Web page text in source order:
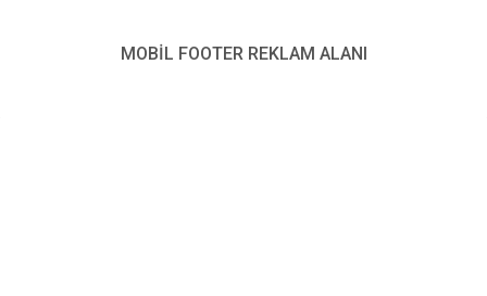
olarak göstermekten ve Rus ordusunu yoluna taş koymakla
MOBİL FOOTER REKLAM ALANI